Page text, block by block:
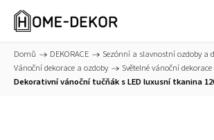
Domů / DEKORACE / Sezónní a slavnostní ozdoby a
Vánoční dekorace a ozdoby / Světelné vánoční dekorace
Dekorativní vánoční tučňák s LED luxusní tkanina